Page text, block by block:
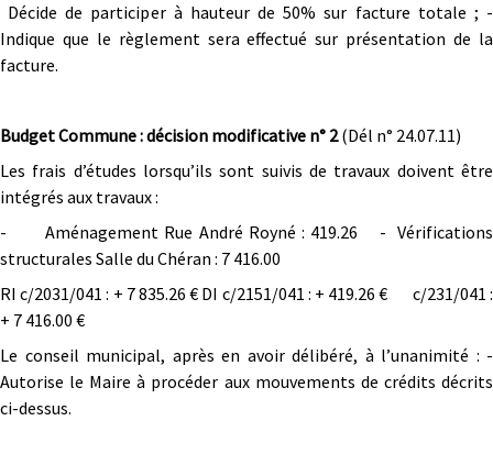
Décide de participer à hauteur de 50% sur facture totale ; -
Indique que le règlement sera effectué sur présentation de la
facture.
Budget Commune : décision modificative n° 2(Dél n° 24.07.11)
Les frais d’études lorsqu’ils sont suivis de travaux doivent être
intégrés aux travaux :
- Aménagement Rue André Royné : 419.26 - Vérifications
structurales Salle du Chéran : 7 416.00
RI c/2031/041 : + 7 835.26 € DI c/2151/041 : + 419.26 € c/231/041 :
+ 7 416.00 €
Le conseil municipal, après en avoir délibéré, à l’unanimité : -
Autorise le Maire à procéder aux mouvements de crédits décrits
ci-dessus.